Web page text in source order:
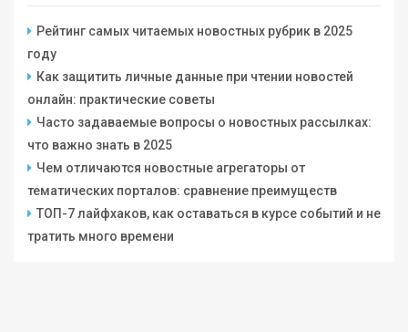
Рейтинг самых читаемых новостных рубрик в 2025
году
Как защитить личные данные при чтении новостей
онлайн: практические советы
Часто задаваемые вопросы о новостных рассылках:
что важно знать в 2025
Чем отличаются новостные агрегаторы от
тематических порталов: сравнение преимуществ
ТОП-7 лайфхаков, как оставаться в курсе событий и не
тратить много времени